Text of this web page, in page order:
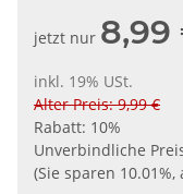
jetzt nur 8,99
inkl. 19% USt.
Alter Preis: 9,99 €
Rabatt: 10%
Unverbindliche
(Sie sparen 10.01%,